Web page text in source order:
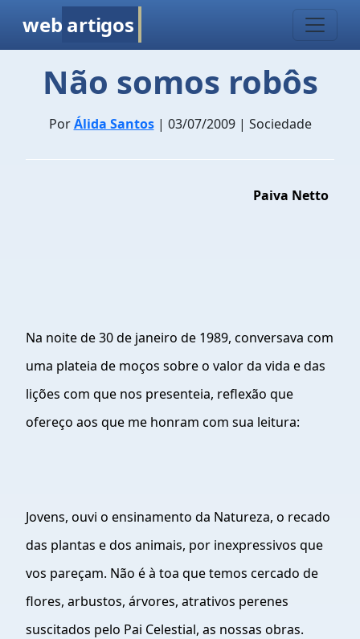
web artigos
Não somos robôs
PorÁlida Santos| 03/07/2009 | Sociedade
Paiva Netto
Na noite de 30 de janeiro de 1989, conversava com
uma plateia de moços sobre o valor da vida e das
lições com que nos presenteia, reflexão que
ofereço aos que me honram com sua leitura:
Jovens, ouvi o ensinamento da Natureza, o recado
das plantas e dos animais, por inexpressivos que
vos pareçam. Não é à toa que temos cercado de
flores, arbustos, árvores, atrativos perenes
suscitados pelo Pai Celestial, as nossas obras.